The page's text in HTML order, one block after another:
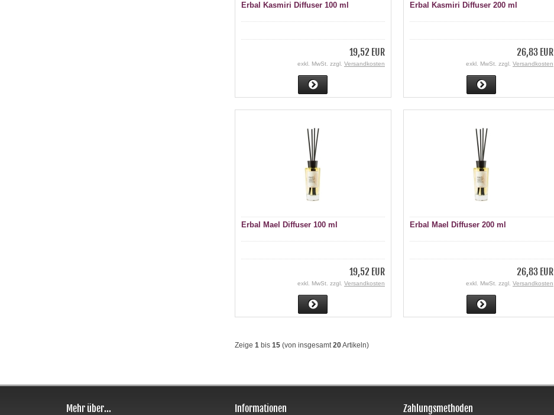
Erbal Kasmiri Diffuser 100 ml
19,52 EUR
exkl. MwSt. zzgl. Versandkosten
Erbal Kasmiri Diffuser 200 ml
26,83 EUR
exkl. MwSt. zzgl. Versandkosten
Erbal Mael Diffuser 100 ml
19,52 EUR
exkl. MwSt. zzgl. Versandkosten
Erbal Mael Diffuser 200 ml
26,83 EUR
exkl. MwSt. zzgl. Versandkosten
Zeige 1 bis 15 (von insgesamt20Artikeln)
Mehr über... Informationen Zahlungsmethoden